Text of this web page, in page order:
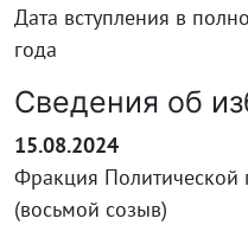
Дата вступления в
года
Сведения об
15.08.2024
Фракция
(восьмой созыв)